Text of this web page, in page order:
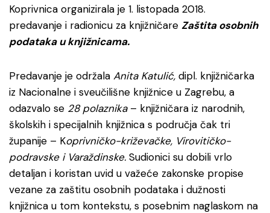
Koprivnica organizirala je 1. listopada 2018.
predavanje i radionicu za knjižničare Zaštita osobnih
podataka u knjižnicama.
Predavanje je održala Anita Katulić, dipl. knjižničarka
iz Nacionalne i sveučilišne knjižnice u Zagrebu, a
odazvalo se 28 polaznika – knjižničara iz narodnih,
školskih i specijalnih knjižnica s područja čak tri
županije – Koprivničko-križevačke, Virovitičko-
podravske i Varaždinske. Sudionici su dobili vrlo
detaljan i koristan uvid u važeće zakonske propise
vezane za zaštitu osobnih podataka i dužnosti
knjižnica u tom kontekstu, s posebnim naglaskom na